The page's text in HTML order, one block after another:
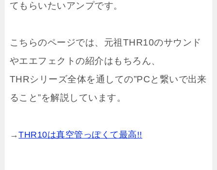
てもらいたいアンプです。
こちらのページでは、元祖THR10のサウンド
やエエフェクトの紹介はもちろん、
THRシリーズ全体を通しての”PCと繋いで出来
ること”を解説しています。
→THR10は真空管っぽくて最高!!